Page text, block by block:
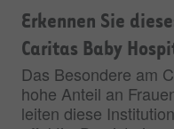
Erkennen Sie
Caritas Baby
Das Besondere am
hohe Anteil an
leiten diese